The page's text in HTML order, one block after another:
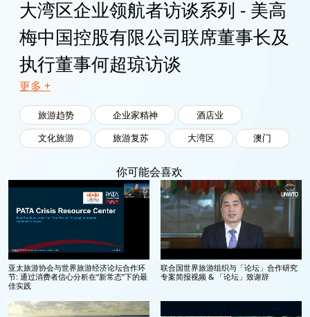
大湾区企业领航者访谈系列 - 美高
梅中国控股有限公司联席董事长及
执行董事何超琼访谈
更多 +
旅游趋势 企业家精神
酒店业
文化旅游
旅游复苏 大湾区 澳门
你可能会喜欢
亚太旅游协会与世界旅游经济论坛合作环
节: 通过消费者信心分析在“新常态”下的最
佳实践
联合国世界旅游组织与「论坛」合作研究
专案简报视频 & 「论坛」致谢辞